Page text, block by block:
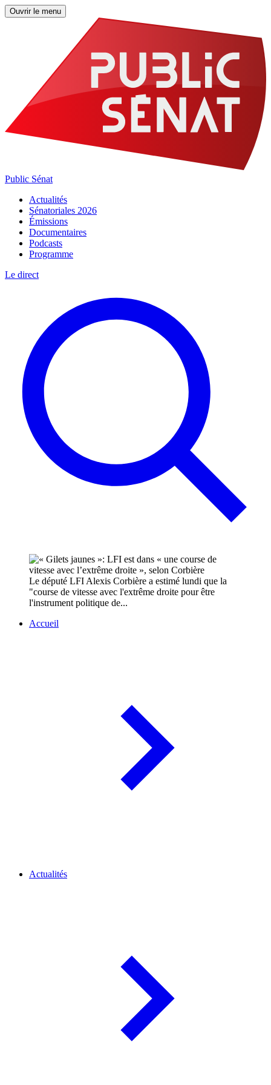
Ouvrir le menu
Public Sénat
Actualités
Sénatoriales 2026
Émissions
Documentaires
Podcasts
Programme
Le direct
Le député LFI Alexis Corbière a estimé lundi que la
"course de vitesse avec l'extrême droite pour être
l'instrument politique de...
Accueil
Actualités